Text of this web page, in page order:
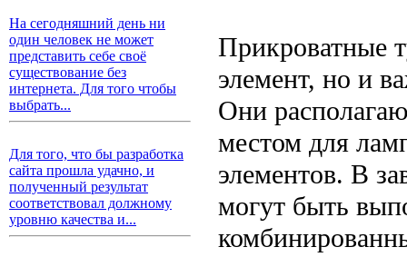
На сегодняшний день ни
один человек не может
представить себе своё
существование без
интернета. Для того чтобы
выбрать...
Для того, что бы разработка
сайта прошла удачно, и
полученный результат
соответствовал должному
уровню качества и...
Прикроватные
элемент, но и
Они
местом для
элементов. В
могут быть